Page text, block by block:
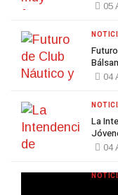
05
04
La
04